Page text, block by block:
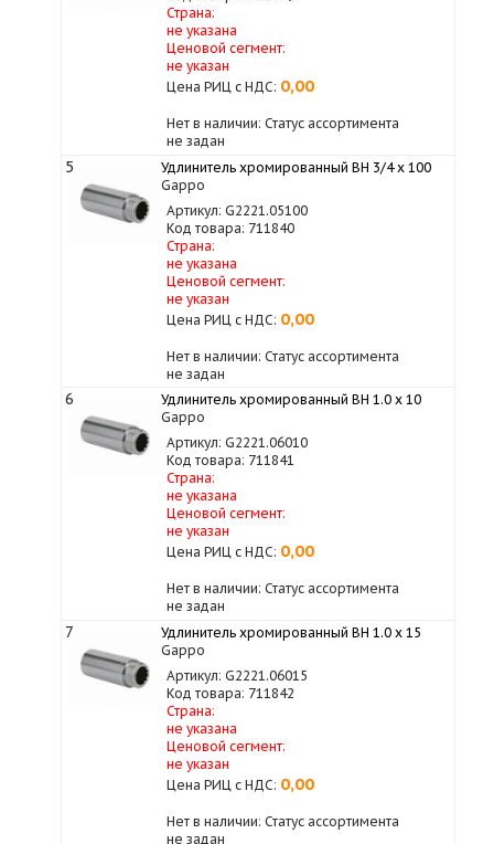
Страна:
не указана
Ценовой сегмент:
не указан
Цена РИЦ с НДС: 0,00
Нет в наличии: Статус ассортимента
не задан
5
Удлинитель хромированный ВН 3/4 x 100
Gappo
Артикул: G2221.05100
Код товара: 711840
Страна:
не указана
Ценовой сегмент:
не указан
Цена РИЦ с НДС: 0,00
Нет в наличии: Статус ассортимента
не задан
6
Удлинитель хромированный ВН 1.0 х 10
Gappo
Артикул: G2221.06010
Код товара: 711841
Страна:
не указана
Ценовой сегмент:
не указан
Цена РИЦ с НДС: 0,00
Нет в наличии: Статус ассортимента
не задан
7
Удлинитель хромированный ВН 1.0 х 15
Gappo
Артикул: G2221.06015
Код товара: 711842
Страна:
не указана
Ценовой сегмент:
не указан
Цена РИЦ с НДС: 0,00
Нет в наличии: Статус ассортимента
не задан